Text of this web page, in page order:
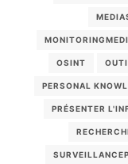
OSINT
PERSONAL
PRÉSENTER